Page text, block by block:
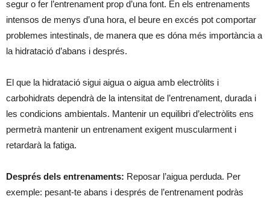
segur o fer l’entrenament prop d’una font. En els entrenaments
intensos de menys d’una hora, el beure en excés pot comportar
problemes intestinals, de manera que es dóna més importància a
la hidratació d’abans i després.
El que la hidratació sigui aigua o aigua amb electròlits i
carbohidrats dependrà de la intensitat de l’entrenament, durada i
les condicions ambientals. Mantenir un equilibri d’electròlits ens
permetrà mantenir un entrenament exigent muscularment i
retardarà la fatiga.
Després dels entrenaments: Reposar l’aigua perduda. Per
exemple: pesant-te abans i després de l’entrenament podràs